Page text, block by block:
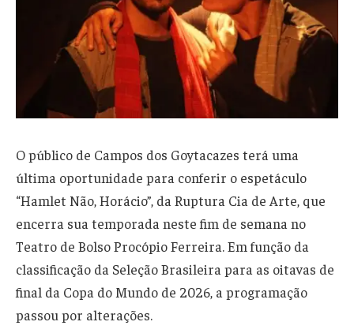
O público de Campos dos Goytacazes terá uma
última oportunidade para conferir o espetáculo
“Hamlet Não, Horácio”, da Ruptura Cia de Arte, que
encerra sua temporada neste fim de semana no
Teatro de Bolso Procópio Ferreira. Em função da
classificação da Seleção Brasileira para as oitavas de
final da Copa do Mundo de 2026, a programação
passou por alterações.